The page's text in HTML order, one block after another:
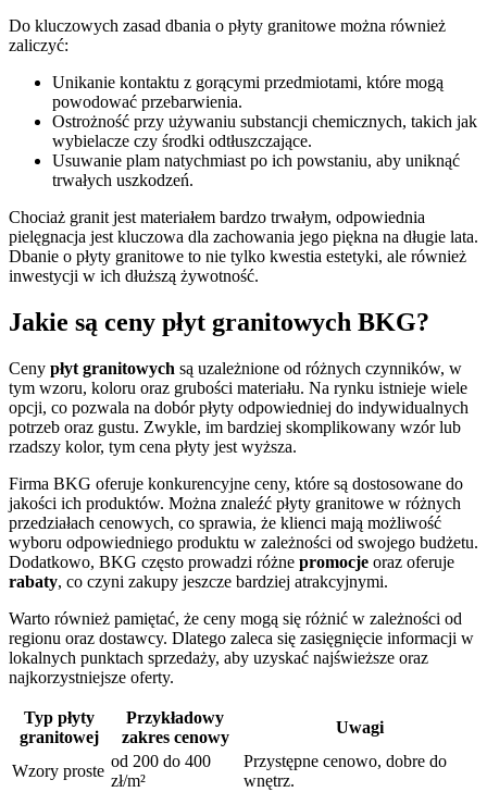
Do kluczowych zasad dbania o płyty granitowe można również
zaliczyć:
Unikanie kontaktu z gorącymi przedmiotami, które mogą
powodować przebarwienia.
Ostrożność przy używaniu substancji chemicznych, takich jak
wybielacze czy środki odtłuszczające.
Usuwanie plam natychmiast po ich powstaniu, aby uniknąć
trwałych uszkodzeń.
Chociaż granit jest materiałem bardzo trwałym, odpowiednia
pielęgnacja jest kluczowa dla zachowania jego piękna na długie lata.
Dbanie o płyty granitowe to nie tylko kwestia estetyki, ale również
inwestycji w ich dłuższą żywotność.
Jakie są ceny płyt granitowych BKG?
Ceny płyt granitowych są uzależnione od różnych czynników, w
tym wzoru, koloru oraz grubości materiału. Na rynku istnieje wiele
opcji, co pozwala na dobór płyty odpowiedniej do indywidualnych
potrzeb oraz gustu. Zwykle, im bardziej skomplikowany wzór lub
rzadszy kolor, tym cena płyty jest wyższa.
Firma BKG oferuje konkurencyjne ceny, które są dostosowane do
jakości ich produktów. Można znaleźć płyty granitowe w różnych
przedziałach cenowych, co sprawia, że klienci mają możliwość
wyboru odpowiedniego produktu w zależności od swojego budżetu.
Dodatkowo, BKG często prowadzi różne promocje oraz oferuje
rabaty, co czyni zakupy jeszcze bardziej atrakcyjnymi.
Warto również pamiętać, że ceny mogą się różnić w zależności od
regionu oraz dostawcy. Dlatego zaleca się zasięgnięcie informacji w
lokalnych punktach sprzedaży, aby uzyskać najświeższe oraz
najkorzystniejsze oferty.
Typ płyty
granitowej
Przykładowy
zakres cenowy
Uwagi
Wzory proste
od 200 do 400
zł/m²
Przystępne cenowo, dobre do
wnętrz.